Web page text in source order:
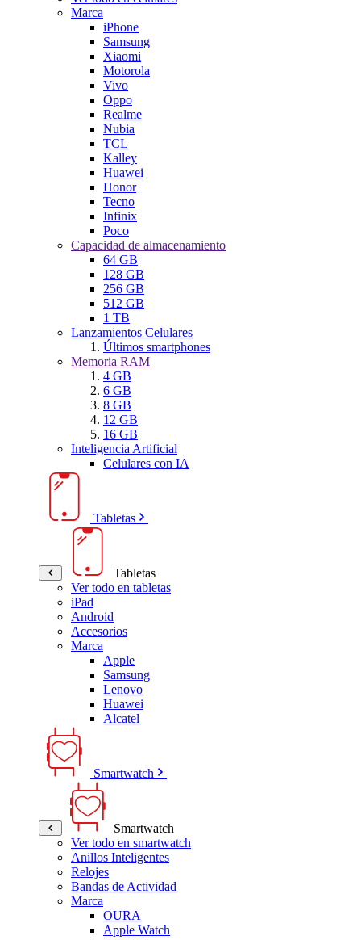
Marca
iPhone
Samsung
Xiaomi
Motorola
Vivo
Oppo
Realme
Nubia
TCL
Kalley
Huawei
Honor
Tecno
Infinix
Poco
Capacidad de almacenamiento
64 GB
128 GB
256 GB
512 GB
1 TB
Lanzamientos Celulares
Últimos smartphones
Memoria RAM
4 GB
6 GB
8 GB
12 GB
16 GB
Inteligencia Artificial
Celulares con IA
Tabletas
Tabletas
Ver todo en tabletas
iPad
Android
Accesorios
Marca
Apple
Samsung
Lenovo
Huawei
Alcatel
Smartwatch
Smartwatch
Ver todo en smartwatch
Anillos Inteligentes
Relojes
Bandas de Actividad
Marca
OURA
Apple Watch